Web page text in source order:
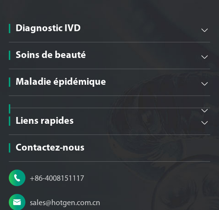
Diagnostic IVD 
Soins de beauté 
Maladie épidémique 

Liens rapides 
Contactez-nous
 +86-4008151117
 sales@hotgen.com.cn